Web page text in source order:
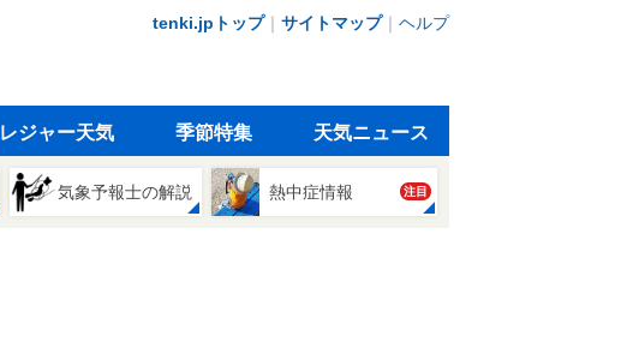
tenki.jpトップ｜ サイトマップ｜ ヘルプ
レジャー天気 季節特集 天気ニュース
気象予報士の解説 熱中症情報 注目